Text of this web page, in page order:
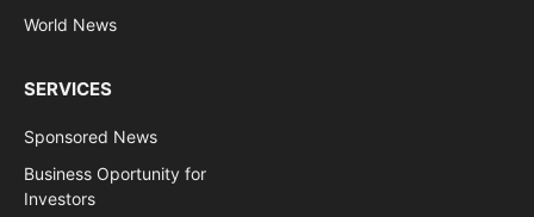
World News
SERVICES
Sponsored News
Business Oportunity for
Investors